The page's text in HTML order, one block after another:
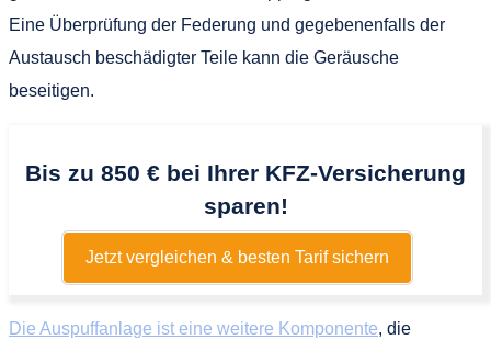
Eine Überprüfung der Federung und gegebenenfalls der
Austausch beschädigter Teile kann die Geräusche
beseitigen.
Bis zu 850 € bei Ihrer KFZ-Versicherung
sparen!
Jetzt vergleichen & besten Tarif sichern
Die Auspuffanlage ist eine weitere Komponente, die